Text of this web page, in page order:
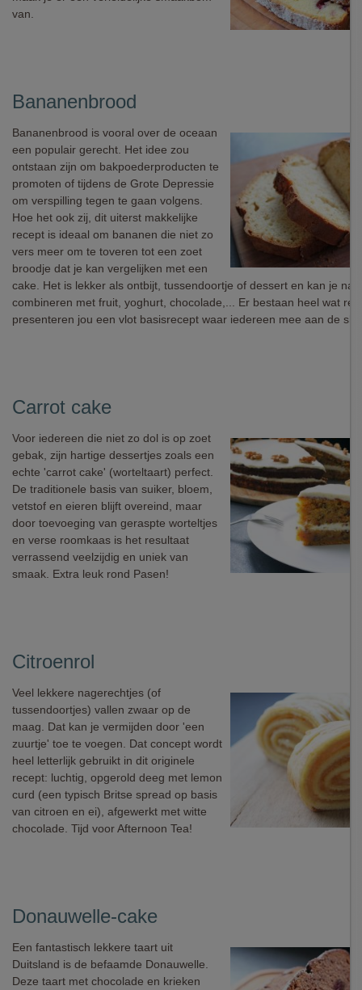
van.
Bananenbrood
Bananenbrood is vooral over de oceaan
een populair gerecht. Het idee zou
ontstaan zijn om bakpoederproducten te
promoten of tijdens de Grote Depressie
om verspilling tegen te gaan volgens.
Hoe het ook zij, dit uiterst makkelijke
recept is ideaal om bananen die niet zo
vers meer om te toveren tot een zoet
broodje dat je kan vergelijken met een
cake. Het is lekker als ontbijt, tussendoortje of dessert en kan je
combineren met fruit, yoghurt, chocolade,... Er bestaan heel wat
presenteren jou een vlot basisrecept waar iedereen mee aan de
Carrot cake
Voor iedereen die niet zo dol is op zoet
gebak, zijn hartige dessertjes zoals een
echte 'carrot cake' (worteltaart) perfect.
De traditionele basis van suiker, bloem,
vetstof en eieren blijft overeind, maar
door toevoeging van geraspte worteltjes
en verse roomkaas is het resultaat
verrassend veelzijdig en uniek van
smaak. Extra leuk rond Pasen!
Citroenrol
Veel lekkere nagerechtjes (of
tussendoortjes) vallen zwaar op de
maag. Dat kan je vermijden door 'een
zuurtje' toe te voegen. Dat concept wordt
heel letterlijk gebruikt in dit originele
recept: luchtig, opgerold deeg met lemon
curd (een typisch Britse spread op basis
van citroen en ei), afgewerkt met witte
chocolade. Tijd voor Afternoon Tea!
Donauwelle-cake
Een fantastisch lekkere taart uit
Duitsland is de befaamde Donauwelle.
Deze taart met chocolade en krieken